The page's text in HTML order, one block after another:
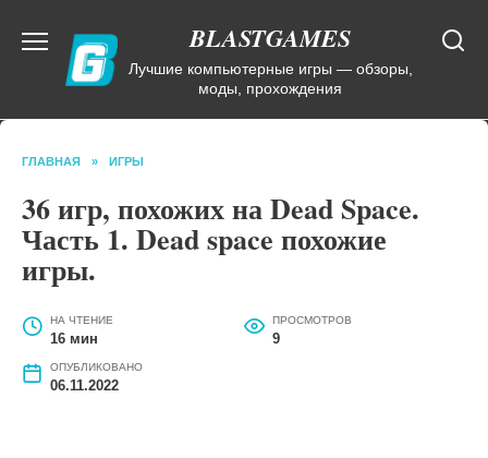
содержанию
BLASTGAMES
Лучшие компьютерные игры — обзоры,
моды, прохождения
ГЛАВНАЯ » ИГРЫ
36 игр, похожих на Dead Space.
Часть 1. Dead space похожие
игры.
НА ЧТЕНИЕ
16 мин
ПРОСМОТРОВ
9
ОПУБЛИКОВАНО
06.11.2022